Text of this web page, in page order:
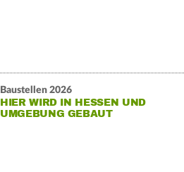
Baustellen 2026
HIER WIRD IN HESSEN UND
UMGEBUNG GEBAUT